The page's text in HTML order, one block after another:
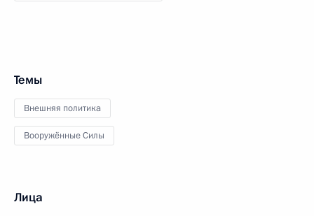
Темы
Внешняя политика
Вооружённые Силы
Лица